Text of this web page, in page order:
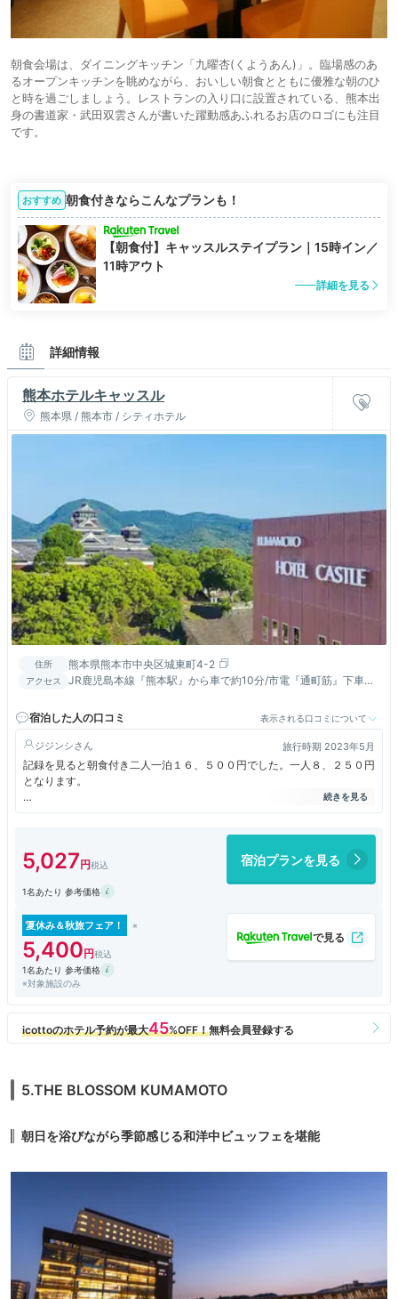
朝食会場は、ダイニングキッチン「九曜杏(くようあん)」。臨場感のあ
るオープンキッチンを眺めながら、おいしい朝食とともに優雅な朝のひ
と時を過ごしましょう。レストランの入り口に設置されている、熊本出
身の書道家・武田双雲さんが書いた躍動感あふれるお店のロゴにも注目
です。
おすすめ 朝食付きならこんなプランも！
【朝食付】キャッスルステイプラン｜15時イン／
11時アウト
詳細を見る
詳細情報
熊本ホテルキャッスル
熊本県 / 熊本市 / シティホテル
住所 熊本県熊本市中央区城東町4-2
アクセス
JR鹿児島本線『熊本駅』から車で約10分/市電『通町筋』下車徒
宿泊した人の口コミ
表示される口コミについて
ジジンシ 旅行時期 2023年5月
記録を見ると朝食付き二人一泊１６、５００円でした。一人８、２５０円
となります。
が、後から調査すると熊本市役所の展望台（無料）からも熊本城が見れる
ことがわり・・ガッカリ
ることができないのでこの夜景を身近でみられるのはこのホテルだけで
は？
5,027 宿泊プランを見る
1名あたり 参考価格
夏休み＆秋旅フェア！
5,400
1名あたり 参考価格
※対象施設のみ
5.THE BLOSSOM KUMAMOTO
朝日を浴びながら季節感じる和洋中ビュッフェを堪能